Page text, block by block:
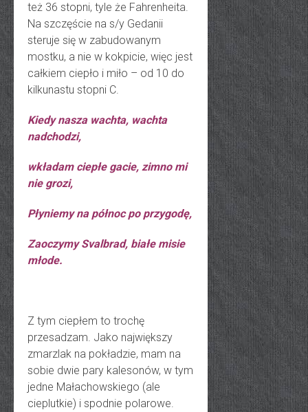
też 36 stopni, tyle że Fahrenheita.
Na szczęście na s/y Gedanii
steruje się w zabudowanym
mostku, a nie w kokpicie, więc jest
całkiem ciepło i miło – od 10 do
kilkunastu stopni C.
Kiedy nasza wachta, wachta
nadchodzi,
wkładam ciepłe gacie, zimno mi
nie grozi,
Płyniemy na północ po przygodę,
Zaoczymy Svalbrad, białe misie
młode.
Z tym ciepłem to trochę
przesadzam. Jako największy
zmarzlak na pokładzie, mam na
sobie dwie pary kalesonów, w tym
jedne Małachowskiego (ale
cieplutkie) i spodnie polarowe.